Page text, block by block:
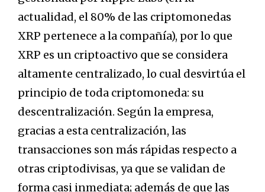
actualidad, el 80% de las criptomonedas
XRP pertenece a la compañía), por lo que
XRP es un criptoactivo que se considera
altamente centralizado, lo cual desvirtúa el
principio de toda criptomoneda: su
descentralización. Según la empresa,
gracias a esta centralización, las
transacciones son más rápidas respecto a
otras criptodivisas, ya que se validan de
forma casi inmediata; además de que las